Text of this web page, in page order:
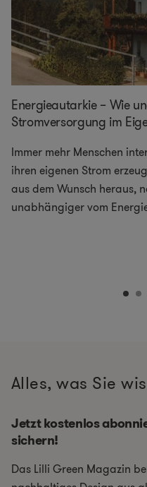
Energieautarkie – Wie
Stromversorgung im
Immer mehr Menschen
ihren eigenen Strom
aus dem Wunsch heraus,
unabhängiger vom
Alles, was Sie
Jetzt kostenlos
sichern!
Das Lilli Green Magazin